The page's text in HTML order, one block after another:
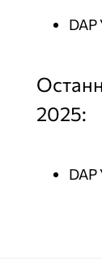
DAP
2025:
DAP